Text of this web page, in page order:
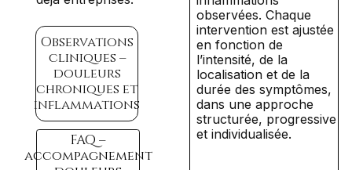
Observations
cliniques –
douleurs
chroniques et
inflammations
FAQ –
accompagnement
observées. Chaque
intervention est ajustée
en fonction de
l’intensité, de la
localisation et de la
durée des symptômes,
dans une approche
structurée, progressive
et individualisée.